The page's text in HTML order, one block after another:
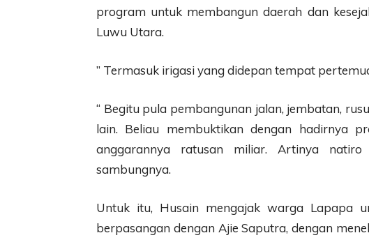
program untuk membangun daerah dan
Luwu Utara.
” Termasuk irigasi yang didepan tempat
“ Begitu pula pembangunan jalan, jembatan,
lain. Beliau membuktikan dengan hadirnya
anggarannya ratusan miliar. Artinya
sambungnya.
Untuk itu, Husain mengajak warga Lapapa
berpasangan dengan Ajie Saputra, dengan